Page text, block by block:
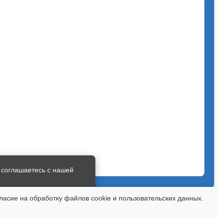
на обработку файлов cookie и пользовательских данных.
с нашей